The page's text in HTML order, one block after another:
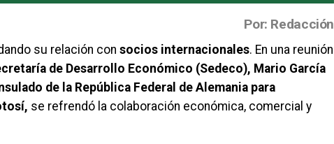
Por: Redacción
su relación con socios internacionales. En una reunión
de Desarrollo Económico (Sedeco), Mario García
de la República Federal de Alemania para
se refrendó la colaboración económica, comercial y